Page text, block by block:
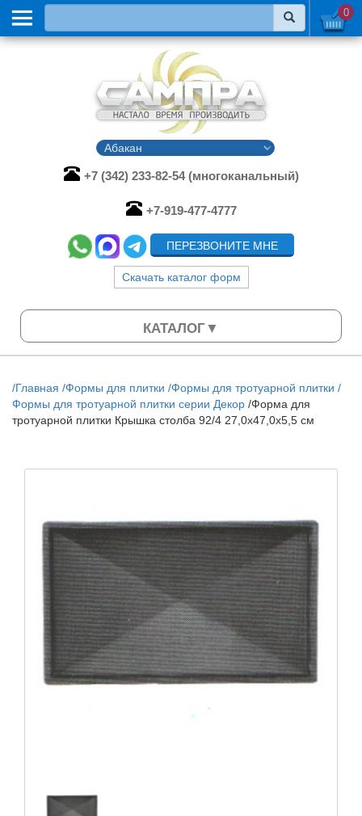
/Главная /Формы для плитки /Формы для тротуарной плитки /
Формы для тротуарной плитки серии Декор /Форма для
тротуарной плитки Крышка столба 92/4 27,0х47,0х5,5 см
+7 (342) 233-82-54 (многоканальный)
+7-919-477-4777
ПЕРЕЗВОНИТЕ МНЕ
Скачать каталог форм
0
КАТАЛОГ